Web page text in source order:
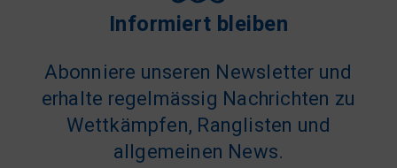
Informiert bleiben
Abonniere unseren Newsletter und
erhalte regelmässig Nachrichten zu
Wettkämpfen, Ranglisten und
allgemeinen News.